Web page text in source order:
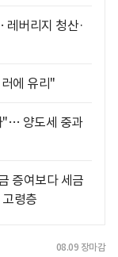
버리지 청산·
에 유리"
"… 양도세 중과
증여보다 세금
령층
08.09 장마감